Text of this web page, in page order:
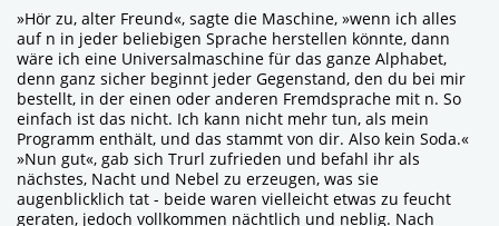
»Hör zu, alter Freund«, sagte die Maschine, »wenn ich alles
auf n in jeder beliebigen Sprache herstellen könnte, dann
wäre ich eine Universalmaschine für das ganze Alphabet,
denn ganz sicher beginnt jeder Gegenstand, den du bei mir
bestellt, in der einen oder anderen Fremdsprache mit n. So
einfach ist das nicht. Ich kann nicht mehr tun, als mein
Programm enthält, und das stammt von dir. Also kein Soda.«
»Nun gut«, gab sich Trurl zufrieden und befahl ihr als
nächstes, Nacht und Nebel zu erzeugen, was sie
augenblicklich tat - beide waren vielleicht etwas zu feucht
geraten, jedoch vollkommen nächtlich und neblig. Nach